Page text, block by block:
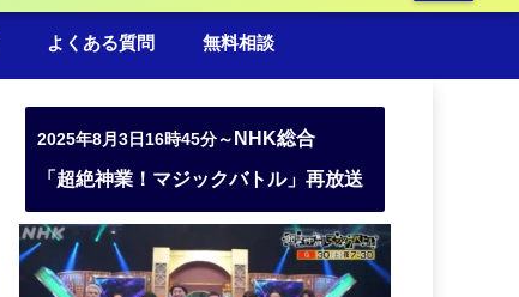
よくある質問 無料相談
2025年8月3日16時45分～ NHK総合
「超絶神業！マジックバトル」再放送